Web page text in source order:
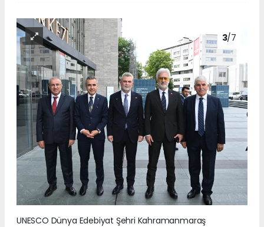
3/7
UNESCO Dünya Edebiyat Şehri Kahramanmaraş